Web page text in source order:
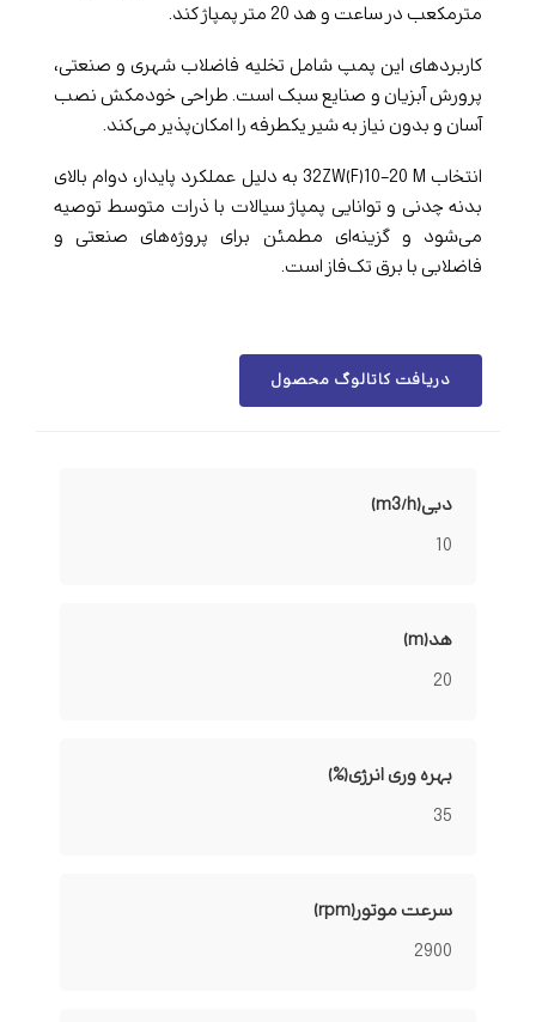
مترمکعب در ساعت و هد 20 متر پمپاژ کند.
کاربردهای این پمپ شامل تخلیه فاضلاب شهری و صنعتی،
پرورش آبزیان و صنایع سبک است. طراحی خودمکش نصب
آسان و بدون نیاز به شیر یکطرفه را امکان‌پذیر می‌کند.
انتخاب 32ZW(F)10-20 M به دلیل عملکرد پایدار، دوام بالای
بدنه چدنی و توانایی پمپاژ سیالات با ذرات متوسط توصیه
می‌شود و گزینه‌ای مطمئن برای پروژه‌های صنعتی و
فاضلابی با برق تک‌فاز است.
دریافت کاتالوگ محصول
دبی(m3/h)
10
هد(m)
20
بهره وری انرژی(%)
35
سرعت موتور(rpm)
2900